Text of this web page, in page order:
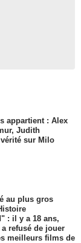
appartient : Alex
Judith
sur Milo
au plus gros
: il y a 18 ans,
a refusé de jouer
meilleurs films de